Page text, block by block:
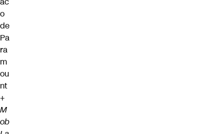
o
de
Pa
ra
m
ou
nt
+
M
ob